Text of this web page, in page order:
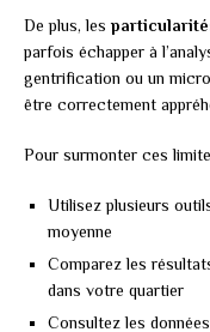
De plus, les
parfois échapper à
gentrification ou un
être correctement
Pour surmonter ces
Utilisez plusieurs
moyenne
Comparez les
dans votre quartier
Consultez les